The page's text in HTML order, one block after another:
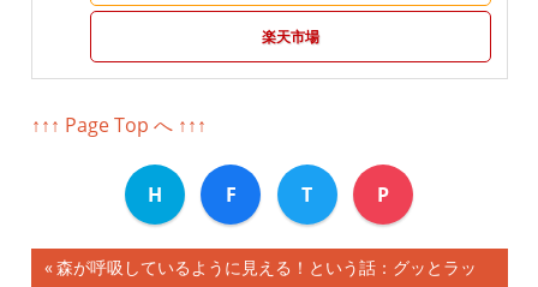
楽天市場
↑↑↑ Page Top へ ↑↑↑
H F T P
前
森が呼吸しているように見える！という話：グッとラッ